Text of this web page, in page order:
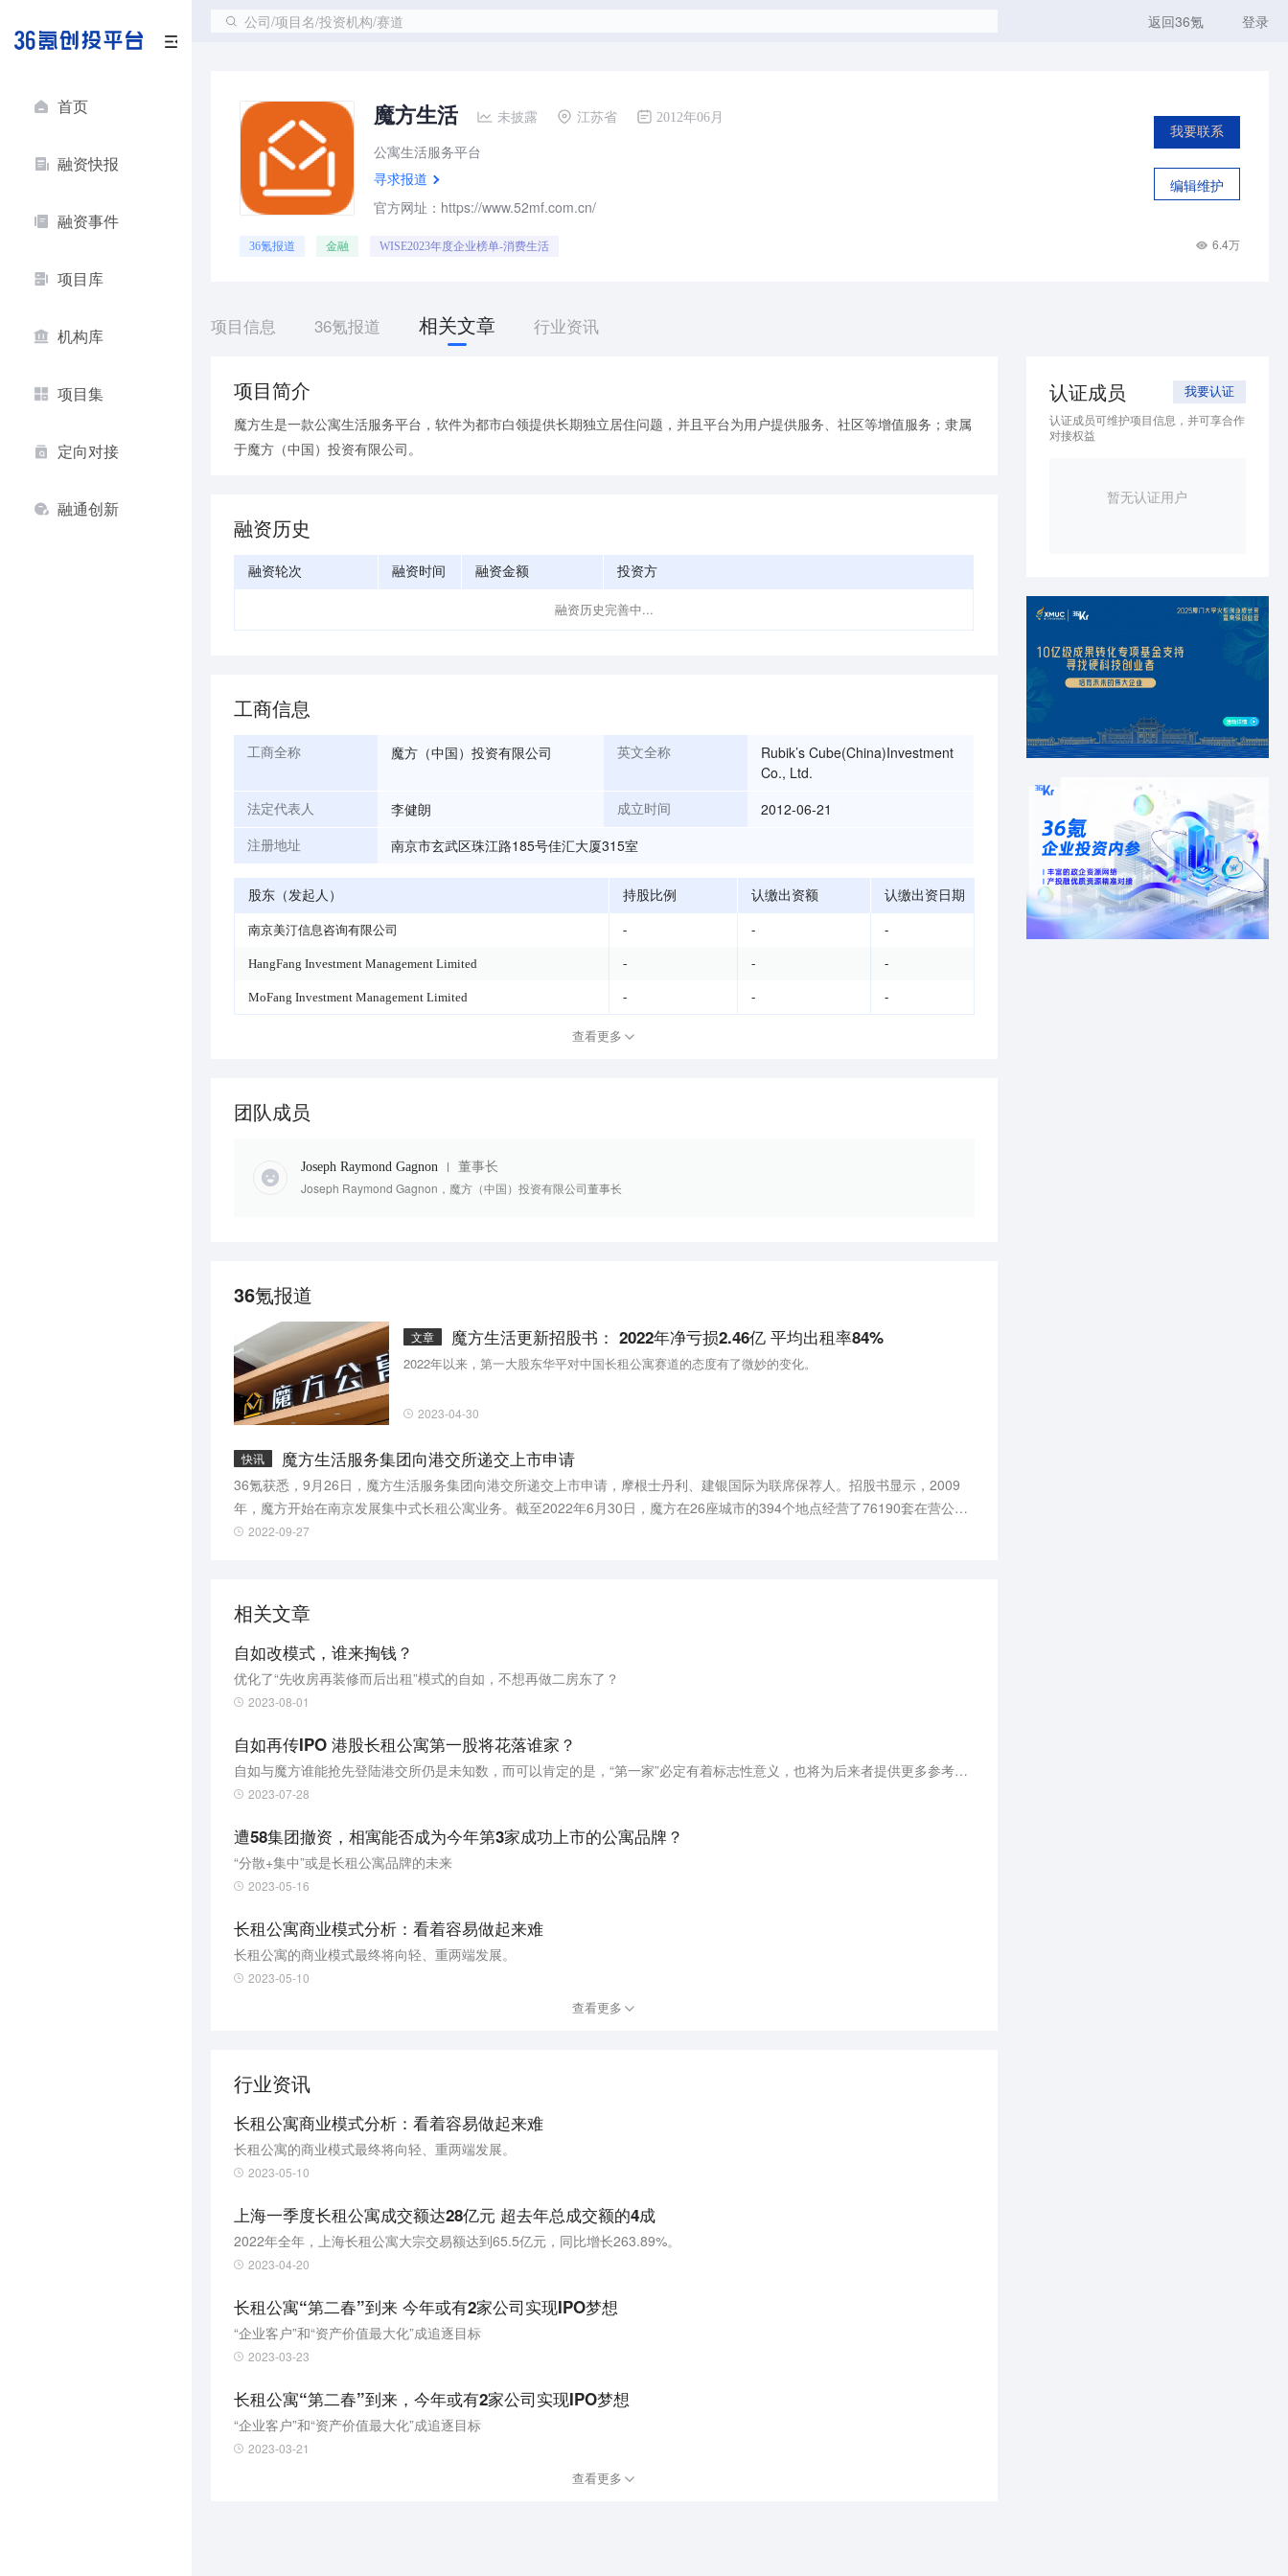
首页
融资快报
融资事件
项目库
机构库
项目集
定向对接
融通创新
公司/项目名/投资机构/赛道 返回36氪 登录
魔方生活 未披露 江苏省 2012年06月
公寓生活服务平台
寻求报道
官方网址：https://www.52mf.com.cn/
我要联系
编辑维护
36氪报道 金融 WISE2023年度企业榜单-消费生活 6.4万
项目信息 36氪报道 相关文章 行业资讯
项目简介
魔方生是一款公寓生活服务平台，软件为都市白领提供长期独立居住问题，并且平台为用户提供服务、社区等增值服务；隶属
于魔方（中国）投资有限公司。
融资历史
融资轮次 融资时间 融资金额 投资方
融资历史完善中...
工商信息
工商全称 魔方（中国）投资有限公司 英文全称
Rubik’s Cube(China)Investment
Co., Ltd.
法定代表人 李健朗 成立时间 2012-06-21
注册地址 南京市玄武区珠江路185号佳汇大厦315室
股东（发起人） 持股比例 认缴出资额 认缴出资日期
南京美汀信息咨询有限公司 - - -
HangFang Investment Management Limited - - -
MoFang Investment Management Limited - - -
查看更多
团队成员
Joseph Raymond Gagnon 董事长
Joseph Raymond Gagnon，魔方（中国）投资有限公司董事长
36氪报道
文章 魔方生活更新招股书： 2022年净亏损2.46亿 平均出租率84%
2022年以来，第一大股东华平对中国长租公寓赛道的态度有了微妙的变化。
2023-04-30
快讯 魔方生活服务集团向港交所递交上市申请
36氪获悉，9月26日，魔方生活服务集团向港交所递交上市申请，摩根士丹利、建银国际为联席保荐人。招股书显示，2009
年，魔方开始在南京发展集中式长租公寓业务。截至2022年6月30日，魔方在26座城市的394个地点经营了76190套在营公
寓。2022-09-27
相关文章
自如改模式，谁来掏钱？
优化了“先收房再装修而后出租”模式的自如，不想再做二房东了？
2023-08-01
自如再传IPO 港股长租公寓第一股将花落谁家？
自如与魔方谁能抢先登陆港交所仍是未知数，而可以肯定的是，“第一家”必定有着标志性意义，也将为后来者提供更多参考价值。
2023-07-28
遭58集团撤资，相寓能否成为今年第3家成功上市的公寓品牌？
“分散+集中”或是长租公寓品牌的未来
2023-05-16
长租公寓商业模式分析：看着容易做起来难
长租公寓的商业模式最终将向轻、重两端发展。
2023-05-10
查看更多
行业资讯
长租公寓商业模式分析：看着容易做起来难
长租公寓的商业模式最终将向轻、重两端发展。
2023-05-10
上海一季度长租公寓成交额达28亿元 超去年总成交额的4成
2022年全年，上海长租公寓大宗交易额达到65.5亿元，同比增长263.89%。
2023-04-20
长租公寓“第二春”到来 今年或有2家公司实现IPO梦想
“企业客户”和“资产价值最大化”成追逐目标
2023-03-23
长租公寓“第二春”到来，今年或有2家公司实现IPO梦想
“企业客户”和“资产价值最大化”成追逐目标
2023-03-21
查看更多
认证成员 我要认证
认证成员可维护项目信息，并可享合作
对接权益
暂无认证用户